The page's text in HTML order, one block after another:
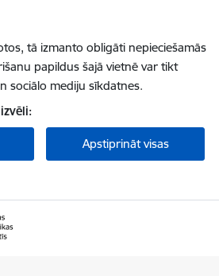
tā izmanto obligāti nepieciešamās
papildus šajā vietnē var tikt
sociālo mediju sīkdatnes.
Apstiprināt visas